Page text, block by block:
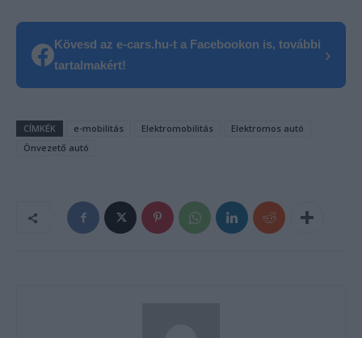
Kövesd az e-cars.hu-t a Facebookon is, további
tartalmakért!
›
CÍMKÉK e-mobilitás Elektromobilitás
Elektromos autó
Önvezető autó